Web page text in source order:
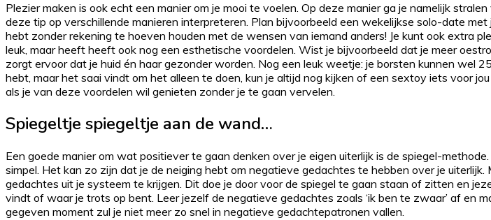
Plezier maken is ook echt een manier om je mooi te voelen. Op deze manier ga je namelijk
deze tip op verschillende manieren interpreteren. Plan bijvoorbeeld een wekelijkse solo-date
hebt zonder rekening te hoeven houden met de wensen van iemand anders! Je kunt ook extra
leuk, maar heeft heeft ook nog een esthetische voordelen. Wist je bijvoorbeeld dat je meer
zorgt ervoor dat je huid én haar gezonder worden. Nog een leuk weetje: je borsten kunnen wel
hebt, maar het saai vindt om het alleen te doen, kun je altijd nog kijken of een sextoy iets voor jou
als je van deze voordelen wil genieten zonder je te gaan vervelen.
Spiegeltje spiegeltje aan de wand…
Een goede manier om wat positiever te gaan denken over je eigen uiterlijk is de spiegel-
simpel. Het kan zo zijn dat je de neiging hebt om negatieve gedachtes te hebben over je
gedachtes uit je systeem te krijgen. Dit doe je door voor de spiegel te gaan staan of zitten en
vindt of waar je trots op bent. Leer jezelf de negatieve gedachtes zoals ‘ik ben te zwaar’ af en
gegeven moment zul je niet meer zo snel in negatieve gedachtepatronen vallen.